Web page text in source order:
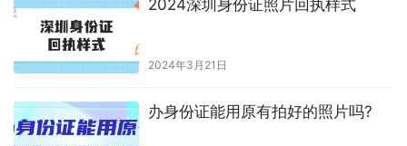
2024深圳身份证照片回执样式
2024年3月21日
办身份证能用原有拍好的照片吗?